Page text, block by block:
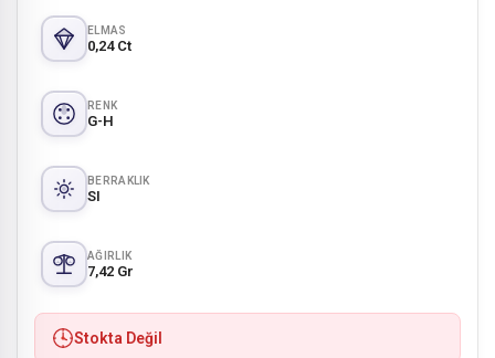
ELMAS
0,24 Ct
RENK
G-H
BERRAKLIK
SI
AĞIRLIK
7,42 Gr
Stokta Değil